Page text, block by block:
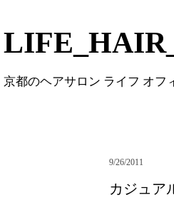
京都のヘアサロン ライフ オフ
9/26/2011
カジュア